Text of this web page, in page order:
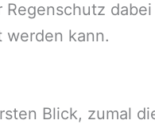
werden kann.
Blick, zumal